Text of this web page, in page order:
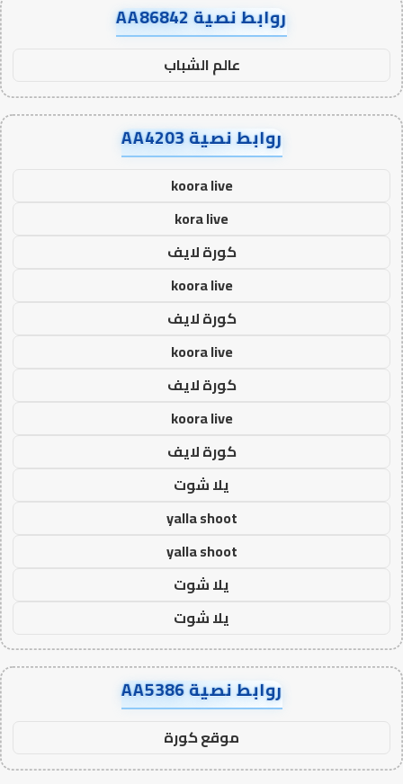
روابط نصية AA86842
عالم الشباب
روابط نصية AA4203
koora live
kora live
كورة لايف
koora live
كورة لايف
koora live
كورة لايف
koora live
كورة لايف
يلا شوت
yalla shoot
yalla shoot
يلا شوت
يلا شوت
روابط نصية AA5386
موقع كورة